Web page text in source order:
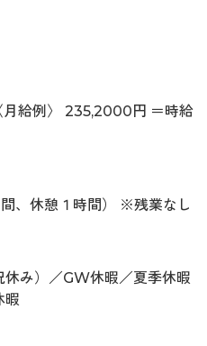
給例〉 235,2000円 ＝時給
、休憩１時間） ※残業なし
休み）／GW休暇／夏季休暇
暇